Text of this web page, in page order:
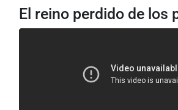
El reino perdido de los